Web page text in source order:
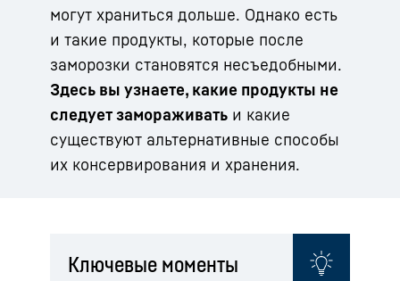
могут храниться дольше. Однако есть
и такие продукты, которые после
заморозки становятся несъедобными.
Здесь вы узнаете, какие продукты не
следует замораживать и какие
существуют альтернативные способы
их консервирования и хранения.
Ключевые моменты